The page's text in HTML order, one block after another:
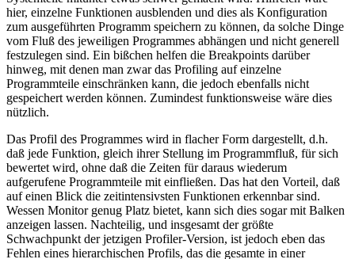
hier, einzelne Funktionen ausblenden und dies als Konfiguration
zum ausgeführten Programm speichern zu können, da solche Dinge
vom Fluß des jeweiligen Programmes abhängen und nicht generell
festzulegen sind. Ein bißchen helfen die Breakpoints darüber
hinweg, mit denen man zwar das Profiling auf einzelne
Programmteile einschränken kann, die jedoch ebenfalls nicht
gespeichert werden können. Zumindest funktionsweise wäre dies
nützlich.
Das Profil des Programmes wird in flacher Form dargestellt, d.h.
daß jede Funktion, gleich ihrer Stellung im Programmfluß, für sich
bewertet wird, ohne daß die Zeiten für daraus wiederum
aufgerufene Programmteile mit einfließen. Das hat den Vorteil, daß
auf einen Blick die zeitintensivsten Funktionen erkennbar sind.
Wessen Monitor genug Platz bietet, kann sich dies sogar mit Balken
anzeigen lassen. Nachteilig, und insgesamt der größte
Schwachpunkt der jetzigen Profiler-Version, ist jedoch eben das
Fehlen eines hierarchischen Profils, das die gesamte in einer